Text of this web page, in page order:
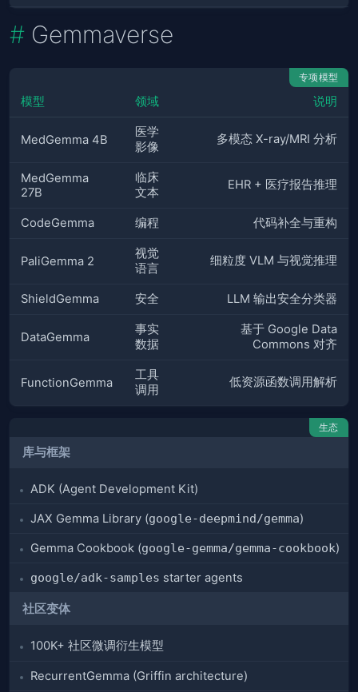
Gemmaverse
专项模型
模型 领域 说明
MedGemma 4B
医学
影像
多模态 X-ray/MRI 分析
MedGemma
27B
临床
文本
EHR + 医疗报告推理
CodeGemma 编程 代码补全与重构
PaliGemma 2
视觉
语言
细粒度 VLM 与视觉推理
ShieldGemma 安全 LLM 输出安全分类器
DataGemma
事实
数据
基于 Google Data
Commons 对齐
FunctionGemma
工具
调用
低资源函数调用解析
生态
库与框架
ADK (Agent Development Kit)
JAX Gemma Library (google-deepmind/gemma)
Gemma Cookbook (google-gemma/gemma-cookbook)
google/adk-samples starter agents
社区变体
100K+ 社区微调衍生模型
RecurrentGemma (Griffin architecture)